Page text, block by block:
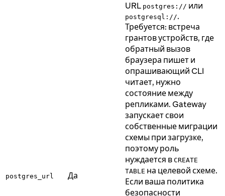
postgres_url Да
URL postgres:// или
postgresql://.
Требуется: встреча
грантов устройств, где
обратный вызов
браузера пишет и
опрашивающий CLI
читает, нужно
состояние между
репликами. Gateway
запускает свои
собственные миграции
схемы при загрузке,
поэтому роль
нуждается в CREATE
TABLE на целевой схеме.
Если ваша политика
безопасности